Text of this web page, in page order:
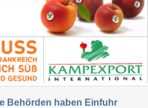
Behörden haben Einfuhr